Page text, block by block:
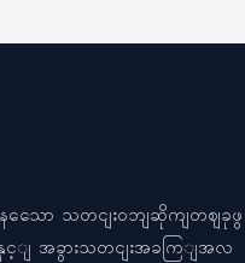
းနသေော သတငျးဝဘျဆိုကျတဈခုဖွ
း နှင့ျ အခွားသတငျးအခကြျအလ